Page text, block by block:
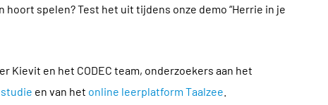
spelen? Test het uit tijdens onze demo “Herrie in je
Kievit en het CODEC team, onderzoekers aan het
studie en van het online leerplatform Taalzee